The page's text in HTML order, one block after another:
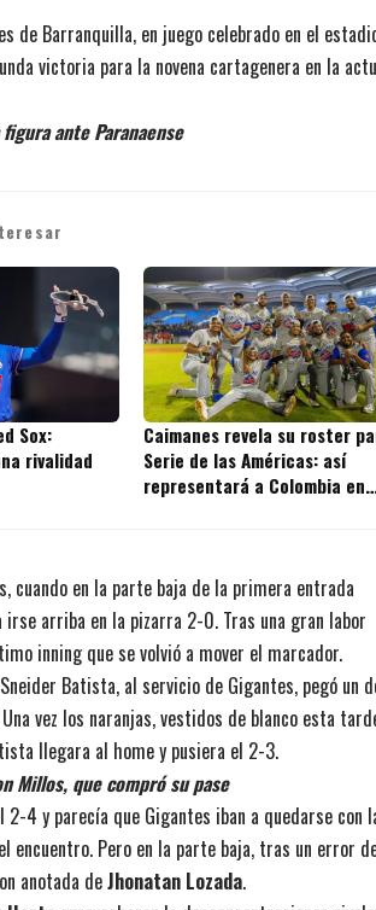
de Barranquilla, en juego celebrado en el
victoria para la novena cartagenera en la
ante Paranaense
Sox:
rivalidad
Caimanes revela su roster
Serie de las Américas: así
representará a Colombia en
cuando en la parte baja de la primera entrada
arriba en la pizarra 2-0. Tras una gran labor
inning que se volvió a mover el marcador.
Batista, al servicio de Gigantes, pegó un
vez los naranjas, vestidos de blanco esta
llegara al home y pusiera el 2-3.
Millos, que compró su pase
4 y parecía que Gigantes iban a quedarse con
encuentro. Pero en la parte baja, tras un error
anotada deJhonatan Lozada.